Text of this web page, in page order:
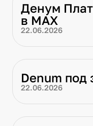
Денум
в МАХ
22.06.2026
Denum под
22.06.2026